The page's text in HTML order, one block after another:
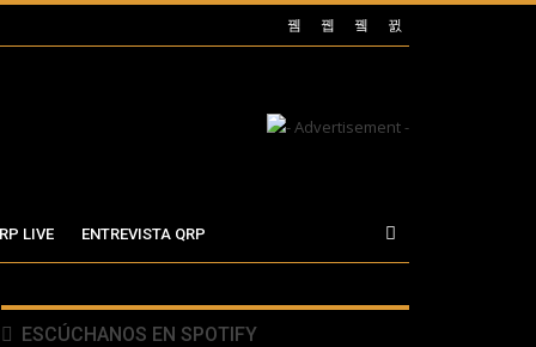
LIVE ENTREVISTA QRP
ESCÚCHANOS EN SPOTIFY